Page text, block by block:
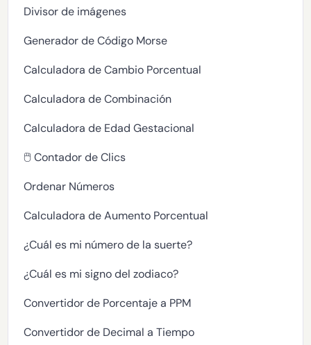
Divisor de imágenes
Generador de Código Morse
Calculadora de Cambio Porcentual
Calculadora de Combinación
Calculadora de Edad Gestacional
🖱️ Contador de Clics
Ordenar Números
Calculadora de Aumento Porcentual
¿Cuál es mi número de la suerte?
¿Cuál es mi signo del zodiaco?
Convertidor de Porcentaje a PPM
Convertidor de Decimal a Tiempo